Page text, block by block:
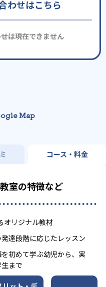
わせはこちら
は現在できません
Map
コース・料金
室の特徴など
オリジナル教材
達段階に応じたレッスン
初めて学ぶ幼児から、実
まで